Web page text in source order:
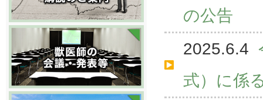
の公告
2025.6.4
式）に係